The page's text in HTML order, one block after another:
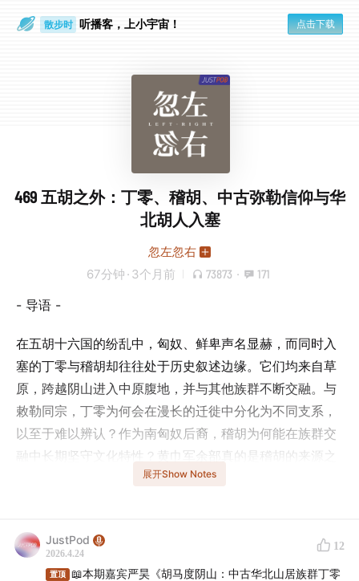
散步时 听播客，上小宇宙！ 点击下载
469 五胡之外：丁零、稽胡、中古弥勒信仰与华
北胡人入塞
忽左忽右
67分钟 · 3个月前 73873 · 171
- 导语 -
在五胡十六国的纷乱中，匈奴、鲜卑声名显赫，而同时入
塞的丁零与稽胡却往往处于历史叙述边缘。它们均来自草
原，跨越阴山进入中原腹地，并与其他族群不断交融。与
敕勒同宗，丁零为何会在漫长的迁徙中分化为不同支系，
以至于难以辨认？作为南匈奴后裔，稽胡为何能在族群交
融中长期坚守文化特性？黄巾军余部真的是稽胡的来源之
一吗？乱世之中，具有末世观的「弥勒信仰」又如何成为
- 本期话题成员 -
展开Show Notes
JustPod
2026.4.24
12
置顶
📖本期嘉宾严昊《胡马度阴山：中古华北山居族群丁零